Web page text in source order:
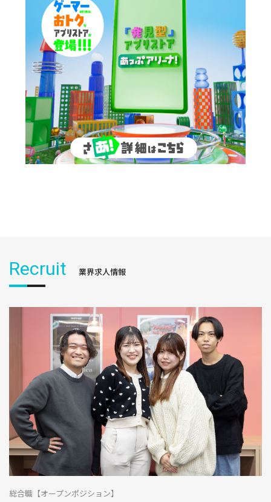
Recruit 業界求人情報
総合職【オープンポジション】